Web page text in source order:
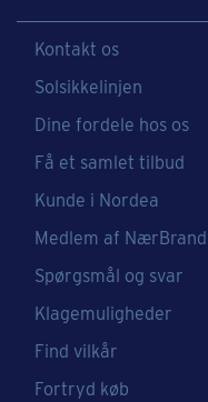
Kontakt os
Solsikkelinjen
Dine fordele hos os
Få et samlet tilbud
Kunde i Nordea
Medlem af NærBrand
Spørgsmål og svar
Klagemuligheder
Find vilkår
Fortryd køb